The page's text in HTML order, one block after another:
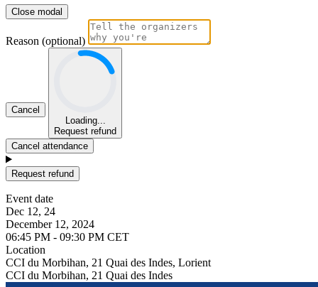
Close modal
Reason (optional)
Cancel
Loading...
Request refund
Cancel attendance
Request refund
Event date
Dec 12, 24
December 12, 2024
06:45 PM - 09:30 PM CET
Location
CCI du Morbihan, 21 Quai des Indes, Lorient
CCI du Morbihan, 21 Quai des Indes